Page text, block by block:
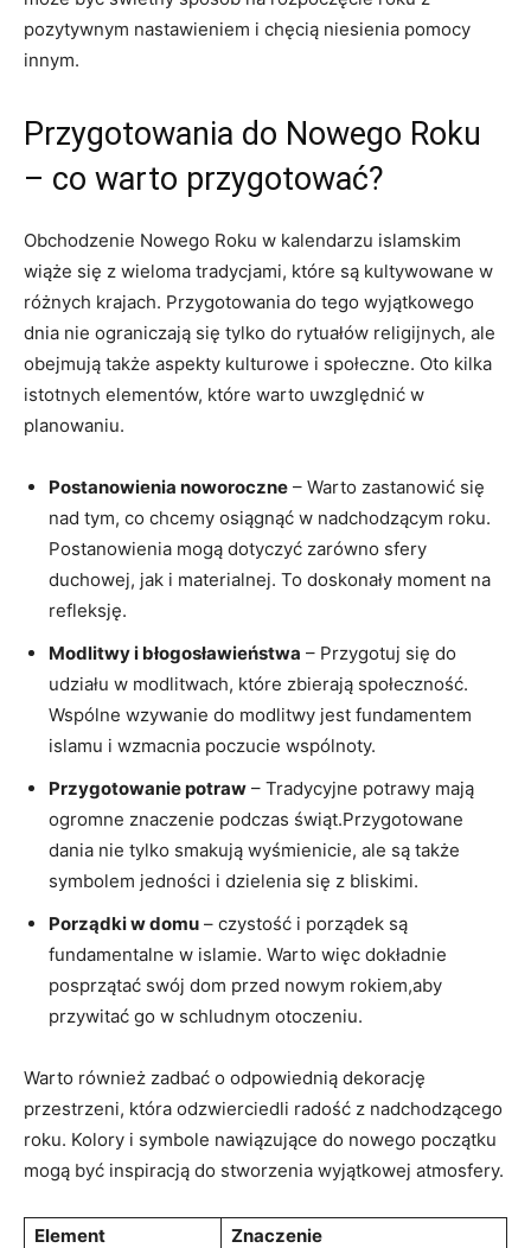
pozytywnym nastawieniem i chęcią niesienia pomocy
innym.
Przygotowania do Nowego Roku
– co warto przygotować?
Obchodzenie Nowego Roku w kalendarzu islamskim
wiąże się z wieloma tradycjami, które są kultywowane w
różnych krajach. Przygotowania do tego wyjątkowego
dnia nie ograniczają się tylko do rytuałów religijnych, ale
obejmują także aspekty kulturowe i społeczne. Oto kilka
istotnych elementów, które warto uwzględnić w
planowaniu.
Postanowienia noworoczne – Warto zastanowić się
nad tym, co chcemy osiągnąć w nadchodzącym roku.
Postanowienia mogą dotyczyć zarówno sfery
duchowej, jak i materialnej. To doskonały moment na
refleksję.
Modlitwy i błogosławieństwa – Przygotuj się do
udziału w modlitwach, które zbierają społeczność.
Wspólne wzywanie do modlitwy jest fundamentem
islamu i wzmacnia poczucie wspólnoty.
Przygotowanie potraw – Tradycyjne potrawy mają
ogromne znaczenie podczas świąt.Przygotowane
dania nie tylko smakują wyśmienicie, ale są także
symbolem jedności i dzielenia się z bliskimi.
Porządki w domu – czystość i porządek są
fundamentalne w islamie. Warto więc dokładnie
posprzątać swój dom przed nowym rokiem,aby
przywitać go w schludnym otoczeniu.
Warto również zadbać o odpowiednią dekorację
przestrzeni, która odzwierciedli radość z nadchodzącego
roku. Kolory i symbole nawiązujące do nowego początku
mogą być inspiracją do stworzenia wyjątkowej atmosfery.
Element
Znaczenie